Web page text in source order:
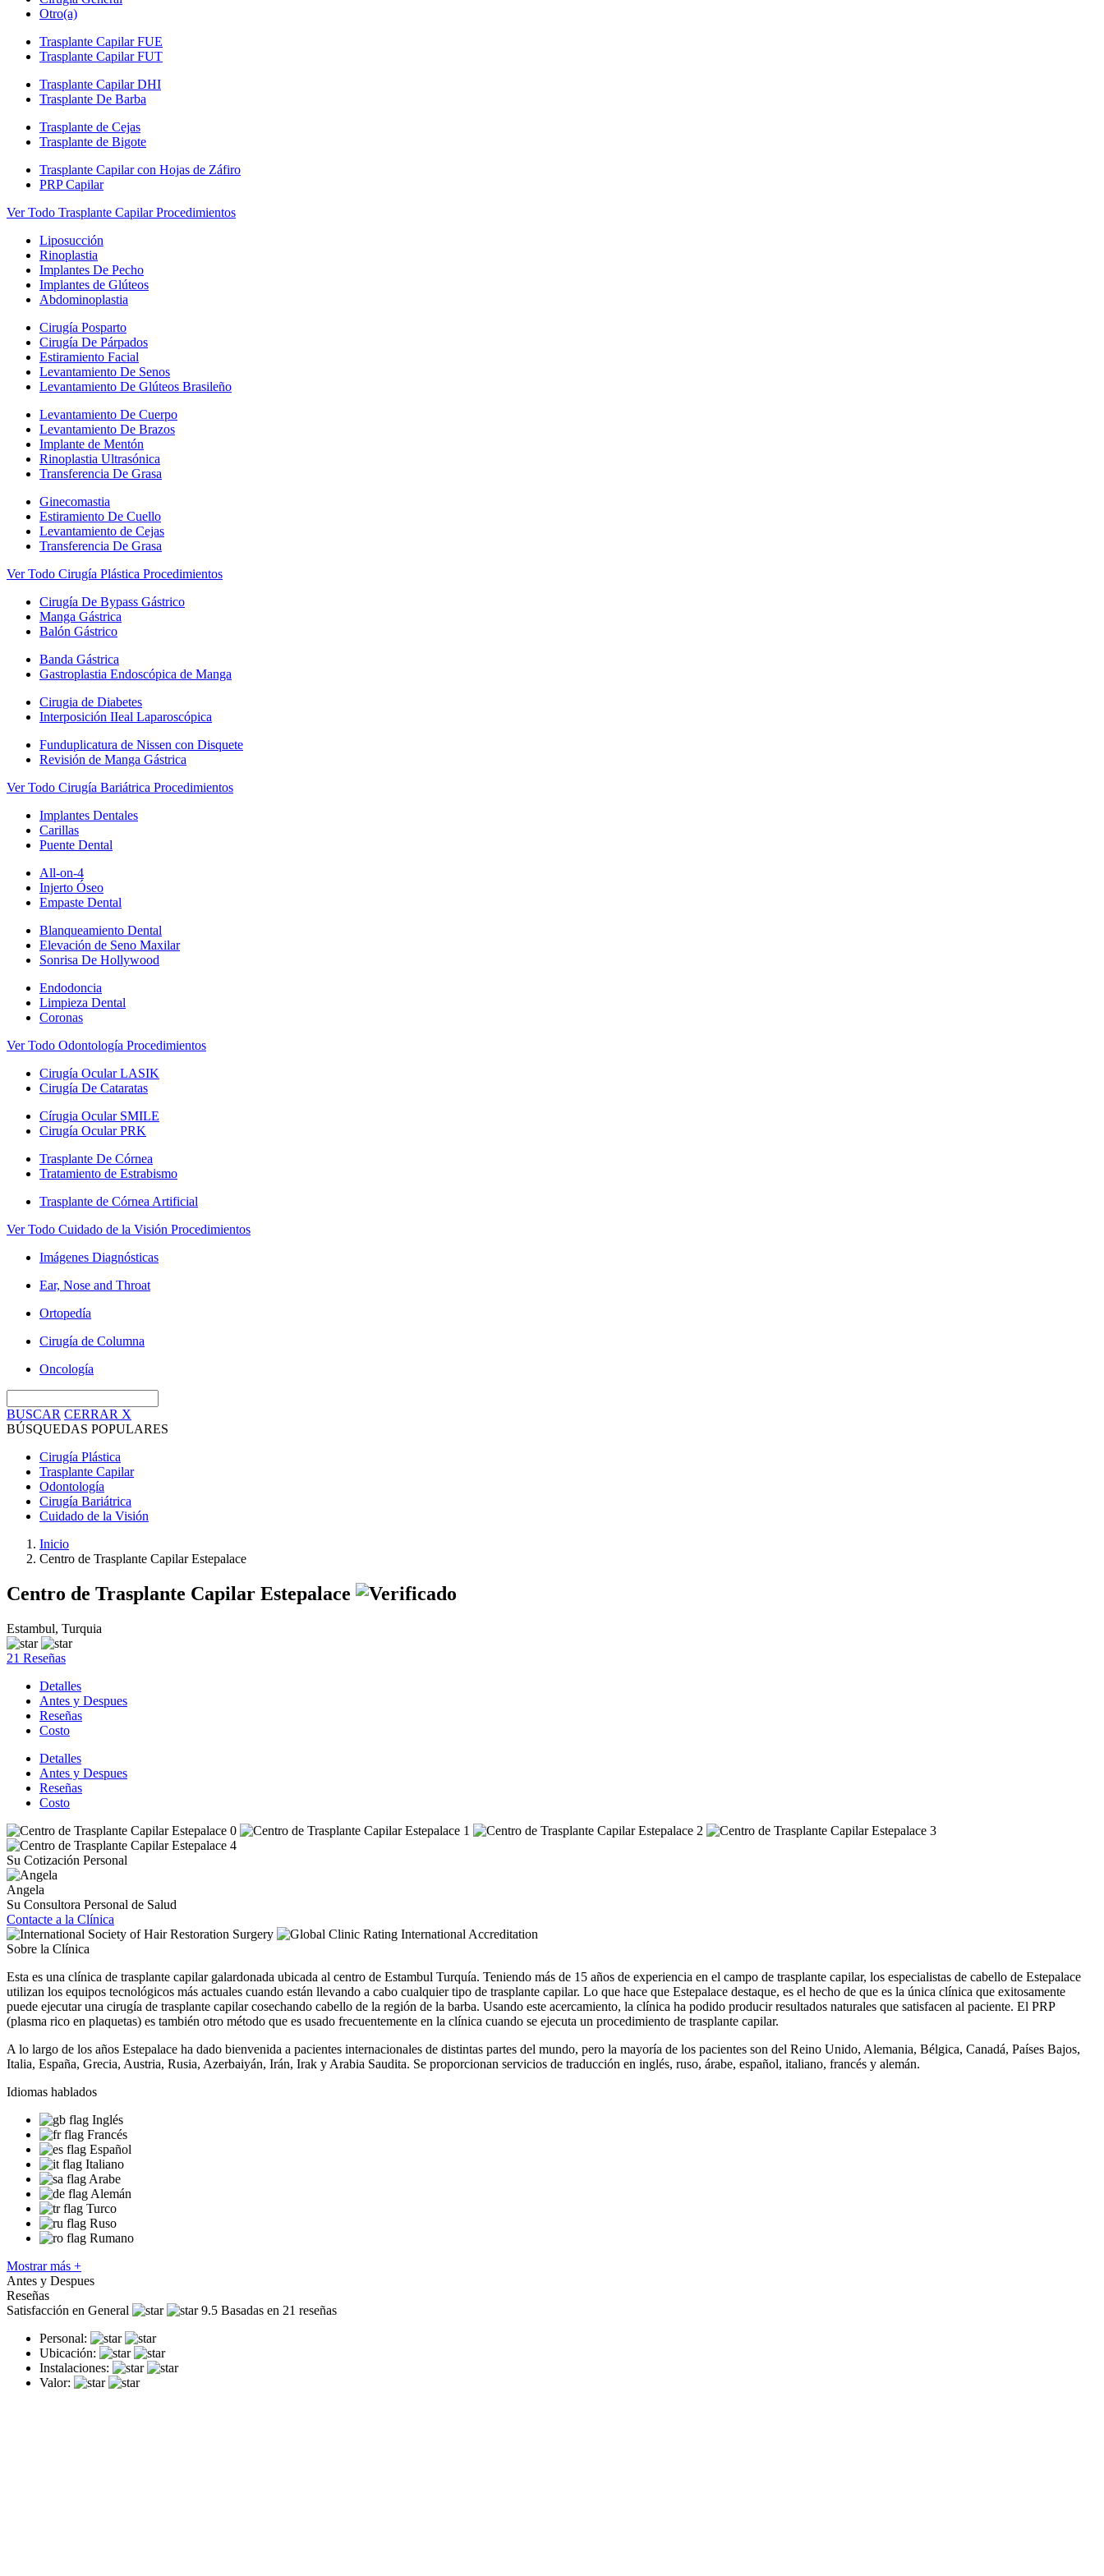
Otro(a)
Trasplante Capilar FUE
Trasplante Capilar FUT
Trasplante Capilar DHI
Trasplante De Barba
Trasplante de Cejas
Trasplante de Bigote
Trasplante Capilar con Hojas de Záfiro
PRP Capilar
Ver Todo Trasplante Capilar Procedimientos
Liposucción
Rinoplastia
Implantes De Pecho
Implantes de Glúteos
Abdominoplastia
Cirugía Posparto
Cirugía De Párpados
Estiramiento Facial
Levantamiento De Senos
Levantamiento De Glúteos Brasileño
Levantamiento De Cuerpo
Levantamiento De Brazos
Implante de Mentón
Rinoplastia Ultrasónica
Transferencia De Grasa
Ginecomastia
Estiramiento De Cuello
Levantamiento de Cejas
Transferencia De Grasa
Ver Todo Cirugía Plástica Procedimientos
Cirugía De Bypass Gástrico
Manga Gástrica
Balón Gástrico
Banda Gástrica
Gastroplastia Endoscópica de Manga
Cirugia de Diabetes
Interposición IIeal Laparoscópica
Funduplicatura de Nissen con Disquete
Revisión de Manga Gástrica
Ver Todo Cirugía Bariátrica Procedimientos
Implantes Dentales
Carillas
Puente Dental
All-on-4
Injerto Óseo
Empaste Dental
Blanqueamiento Dental
Elevación de Seno Maxilar
Sonrisa De Hollywood
Endodoncia
Limpieza Dental
Coronas
Ver Todo Odontología Procedimientos
Cirugía Ocular LASIK
Cirugía De Cataratas
Círugia Ocular SMILE
Cirugía Ocular PRK
Trasplante De Córnea
Tratamiento de Estrabismo
Trasplante de Córnea Artificial
Ver Todo Cuidado de la Visión Procedimientos
Imágenes Diagnósticas
Ear, Nose and Throat
Ortopedía
Cirugía de Columna
Oncología
BUSCAR CERRAR X
BÚSQUEDAS POPULARES
Cirugía Plástica
Trasplante Capilar
Odontología
Cirugía Bariátrica
Cuidado de la Visión
Inicio
Centro de Trasplante Capilar Estepalace
Centro de Trasplante Capilar Estepalace
Estambul, Turquia
21 Reseñas
Detalles
Antes y Despues
Reseñas
Costo
Detalles
Antes y Despues
Reseñas
Costo
Su Cotización Personal
Angela
Su Consultora Personal de Salud
Contacte a la Clínica
Sobre la Clínica
Esta es una clínica de trasplante capilar galardonada ubicada al centro de Estambul Turquía. Teniendo más de 15 años de experiencia en el campo de trasplante capilar, los especialistas de cabello de Estepalace
utilizan los equipos tecnológicos más actuales cuando están llevando a cabo cualquier tipo de trasplante capilar. Lo que hace que Estepalace destaque, es el hecho de que es la única clínica que exitosamente
puede ejecutar una cirugía de trasplante capilar cosechando cabello de la región de la barba. Usando este acercamiento, la clínica ha podido producir resultados naturales que satisfacen al paciente. El PRP
(plasma rico en plaquetas) es también otro método que es usado frecuentemente en la clínica cuando se ejecuta un procedimiento de trasplante capilar.
A lo largo de los años Estepalace ha dado bienvenida a pacientes internacionales de distintas partes del mundo, pero la mayoría de los pacientes son del Reino Unido, Alemania, Bélgica, Canadá, Países Bajos,
Italia, España, Grecia, Austria, Rusia, Azerbaiyán, Irán, Irak y Arabia Saudita. Se proporcionan servicios de traducción en inglés, ruso, árabe, español, italiano, francés y alemán.
Idiomas hablados
Inglés
Francés
Español
Italiano
Arabe
Alemán
Turco
Ruso
Rumano
Mostrar más +
Antes y Despues
Reseñas
Satisfacción en General
9.5 Basadas en 21 reseñas
Personal:
Ubicación:
Instalaciones:
Valor: